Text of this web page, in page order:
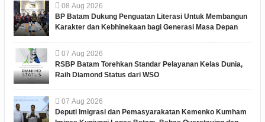
08 Aug 2026
BP Batam Dukung Penguatan Literasi Untuk Membangun
Karakter dan Kebhinekaan bagi Generasi Masa Depan
07 Aug 2026
RSBP Batam Torehkan Standar Pelayanan Kelas Dunia,
Raih Diamond Status dari WSO
07 Aug 2026
Deputi Imigrasi dan Pemasyarakatan Kemenko Kumham